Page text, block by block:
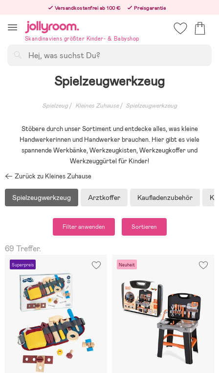
innehållet
Versandkostenfrei ab 100 €
Preisgarantie
Bestelle jetzt – wir versenden noch am selben Werktag!
Skandinaviens größter Kinder- & Babyshop
Spielzeugwerkzeug
Spielzeug Kleines Zuhause Spielzeugwerkzeug
Stöbere durch unser Sortiment und entdecke alles, was kleine
Handwerkerinnen und Handwerker brauchen. Hier gibt es viele
spannende Werkbänke, Werkzeugkisten, Werkzeugkoffer und
Werkzeuggürtel für Kinder!
Zurück zu Kleines Zuhause
Spielzeugwerkzeug Arztkoffer Kaufladenzubehör
Filter anwenden Sortieren
69 Treffer.
Superpreis Neuheit